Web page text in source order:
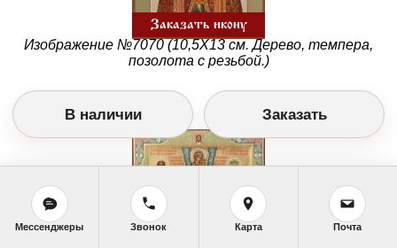
Заказать икону
Изображение №7070 (10,5Х13 см. Дерево, темпера,
позолота с резьбой.)
В наличии Заказать
Мессенджеры Звонок Карта Почта